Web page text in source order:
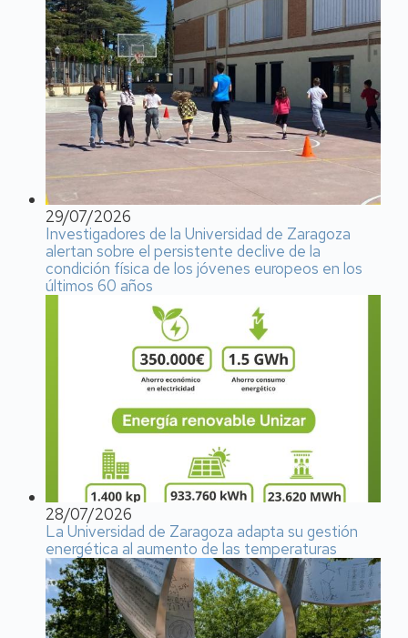
29/07/2026
Investigadores de la Universidad de Zaragoza
alertan sobre el persistente declive de la
condición física de los jóvenes europeos en los
últimos 60 años
28/07/2026
La Universidad de Zaragoza adapta su gestión
energética al aumento de las temperaturas